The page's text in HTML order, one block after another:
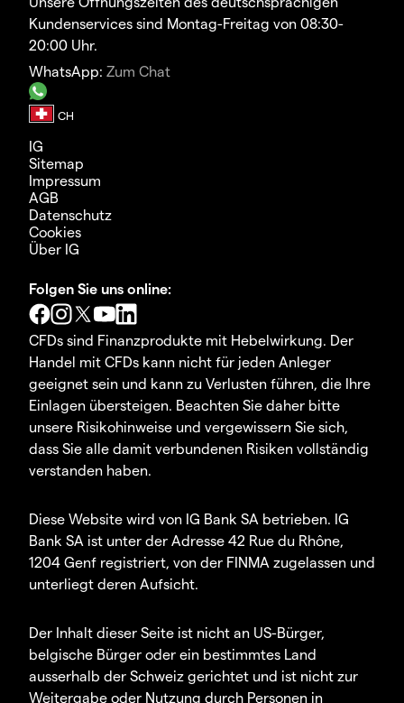
Kundenservices sind Montag-Freitag von 08:30-
20:00 Uhr.
WhatsApp: Zum Chat
IG
Sitemap
Impressum
AGB
Datenschutz
Cookies
Über IG
Folgen Sie uns online:
CFDs sind Finanzprodukte mit Hebelwirkung. Der
Handel mit CFDs kann nicht für jeden Anleger
geeignet sein und kann zu Verlusten führen, die Ihre
Einlagen übersteigen. Beachten Sie daher bitte
unsere Risikohinweise und vergewissern Sie sich,
dass Sie alle damit verbundenen Risiken vollständig
verstanden haben.
Diese Website wird von IG Bank SA betrieben. IG
Bank SA ist unter der Adresse 42 Rue du Rhône,
1204 Genf registriert, von der FINMA zugelassen und
unterliegt deren Aufsicht.
Der Inhalt dieser Seite ist nicht an US-Bürger,
belgische Bürger oder ein bestimmtes Land
ausserhalb der Schweiz gerichtet und ist nicht zur
Weitergabe oder Nutzung durch Personen in